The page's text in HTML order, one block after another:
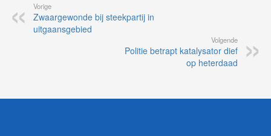
Vorige
Zwaargewonde bij steekpartij in
uitgaansgebied
Volgende
Politie betrapt katalysator dief
op heterdaad